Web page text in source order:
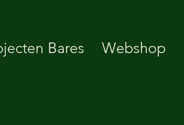
Bares Webshop